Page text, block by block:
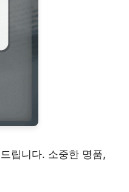
립니다. 소중한 명품,